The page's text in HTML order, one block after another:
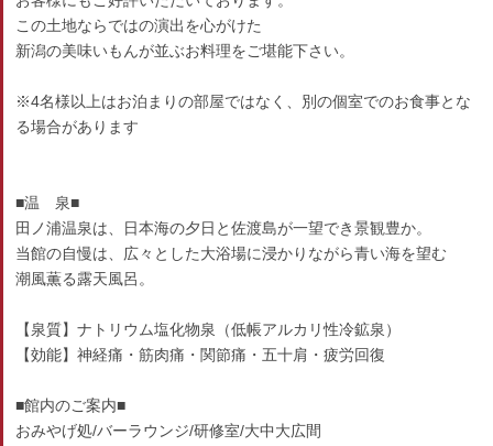
この土地ならではの演出を心がけた
新潟の美味いもんが並ぶお料理をご堪能下さい。
※4名様以上はお泊まりの部屋ではなく、別の個室でのお食事とな
る場合があります
■温 泉■
田ノ浦温泉は、日本海の夕日と佐渡島が一望でき景観豊か。
当館の自慢は、広々とした大浴場に浸かりながら青い海を望む
潮風薫る露天風呂。
【泉質】ナトリウム塩化物泉（低帳アルカリ性冷鉱泉）
【効能】神経痛・筋肉痛・関節痛・五十肩・疲労回復
■館内のご案内■
おみやげ処/バーラウンジ/研修室/大中大広間